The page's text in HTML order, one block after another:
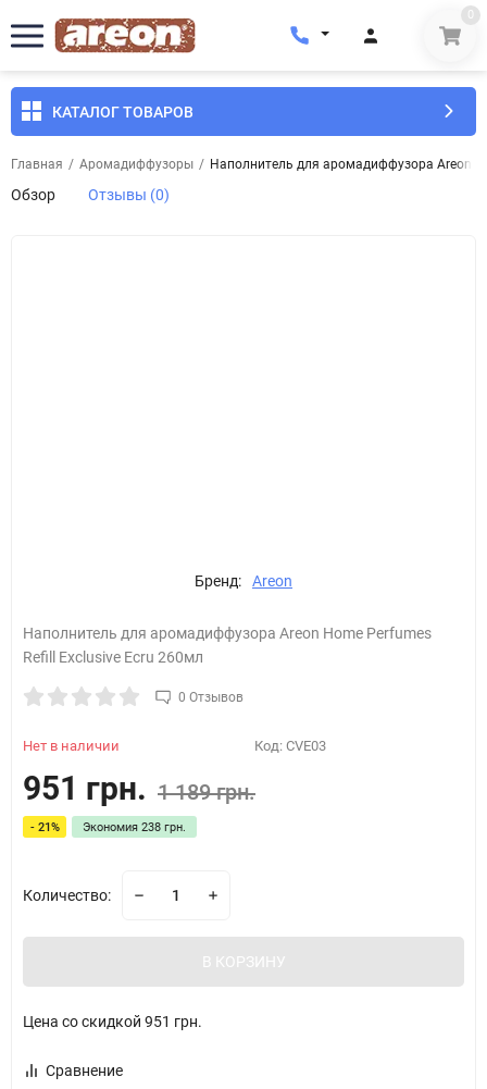
0
КАТАЛОГ ТОВАРОВ
Главная / Аромадиффузоры / Наполнитель для аромадиффузора Areon
Обзор Отзывы (0)
Бренд: Areon
Наполнитель для аромадиффузора Areon Home Perfumes
Refill Exclusive Ecru 260мл
0 Отзывов
Нет в наличии Код: CVE03
951 грн. 1 189 грн.
- 21% Экономия 238 грн.
Количество:
В КОРЗИНУ
Цена со скидкой 951 грн.
Сравнение